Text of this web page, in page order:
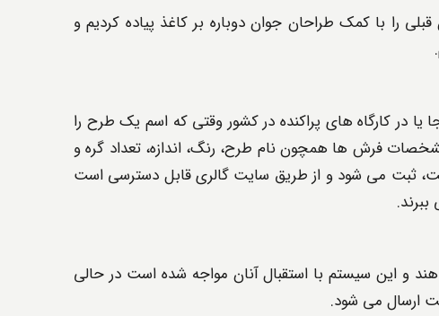
را با کمک طراحان جوان دوباره بر کاغذ پیاده کردیم و
در کارگاه های پراکنده در کشور وقتی که اسم یک طرح را
فرش ها همچون نام طرح، رنگ، اندازه، تعداد گره و
ثبت می شود و از طریق سایت گالری قابل دسترسی است
و این سیستم با استقبال آنان مواجه شده است در حالی
ارسال می شود.